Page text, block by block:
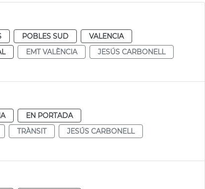
POBLES SUD
VALENCIA
EMT VALÈNCIA
JESÚS CARBONELL
EN PORTADA
TRÀNSIT
JESÚS CARBONELL